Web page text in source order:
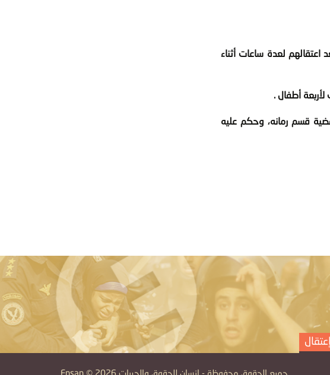
بضمان محل الإقامة، بعد اعتقالهم لعدة ساعات أثناء
أطفال .
على خلفية قضية قسم رمانه، وحكم عليه
إعتقال